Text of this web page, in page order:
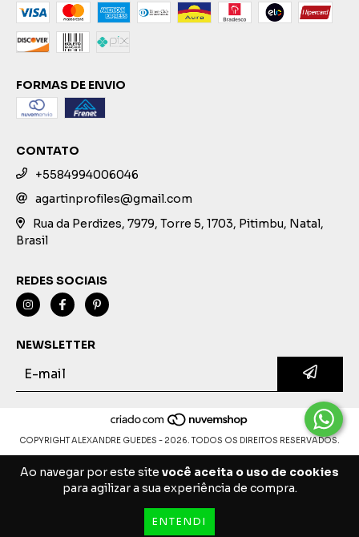
Ao navegar por este site você aceita o uso de cookies
para agilizar a sua experiência de compra.
ENTENDI
FORMAS DE ENVIO
CONTATO
+5584994006046
agartinprofiles@gmail.com
Rua da Perdizes, 7979, Torre 5, 1703, Pitimbu, Natal,
Brasil
REDES SOCIAIS
NEWSLETTER
COPYRIGHT ALEXANDRE GUEDES - 2026. TODOS OS DIREITOS RESERVADOS.